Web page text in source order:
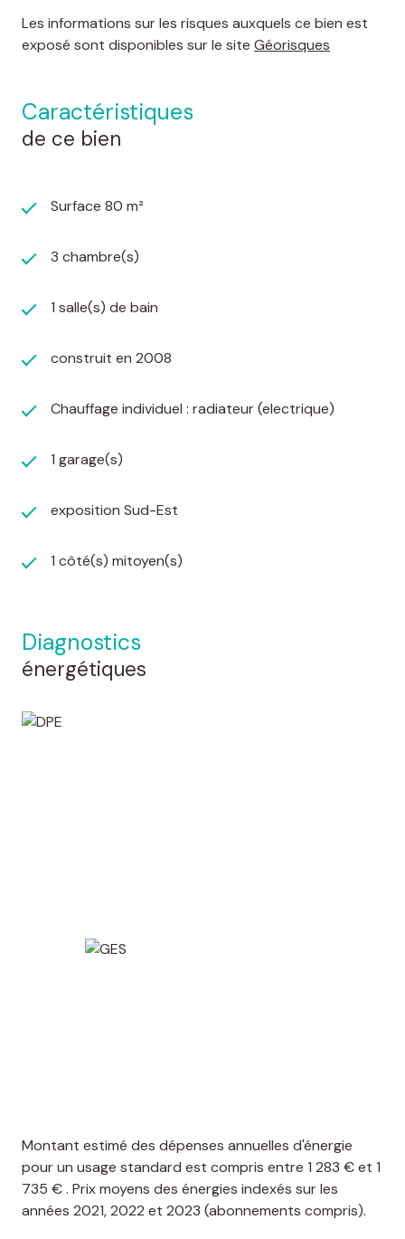
Les informations sur les risques auxquels ce bien est
exposé sont disponibles sur le site Géorisques
caractéristiques
de ce bien
Surface 80 m²
3 chambre(s)
1 salle(s) de bain
construit en 2008
Chauffage individuel : radiateur (electrique)
1 garage(s)
exposition Sud-Est
1 côté(s) mitoyen(s)
diagnostics
énergétiques
Montant estimé des dépenses annuelles d'énergie
pour un usage standard est compris entre 1 283 € et 1
735 € . Prix moyens des énergies indexés sur les
années 2021, 2022 et 2023 (abonnements compris).